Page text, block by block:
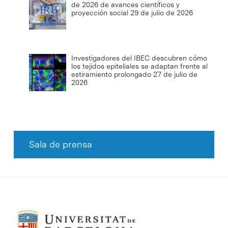
de 2026 de avances científicos y
proyección social 29 de julio de 2026
Investigadores del IBEC descubren cómo
los tejidos epiteliales se adaptan frente al
estiramiento prolongado 27 de julio de
2026
Sala de prensa